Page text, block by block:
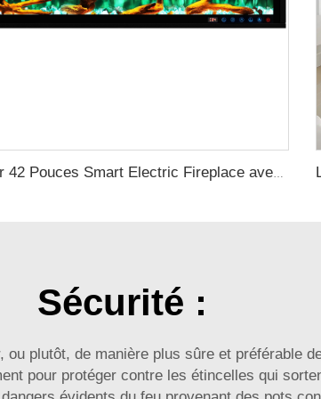
Luxstar 42 Pouces Smart Electric Fireplace avec Contrôle par Application Flamme Décorative Cheminée Électrique Murale
Sécurité :
plutôt, de manière plus sûre et préférable
pour protéger contre les étincelles qui